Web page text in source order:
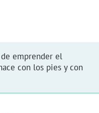
emprender el
con los pies y con